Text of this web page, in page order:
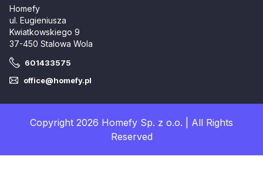
Homefy
ul. Eugieniusza
Kwiatkowskiego 9
37-450 Stalowa Wola
601433575
office@homefy.pl
Copyright 2026 Homefy Sp. z o.o. | All Rights
Reserved